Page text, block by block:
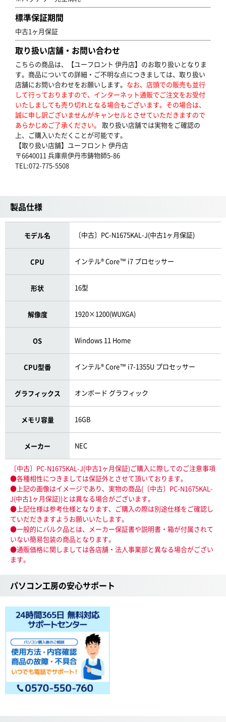
標準保証期間
中古1ヶ月保証
取り扱い店舗・お問い合わせ
こちらの商品は、【ユーフロント 伊丹店】のお取り扱いとなりま
す。商品についての詳細・ご不明な点につきましては、取り扱い
店舗にお問い合わせをお願いします。 なお、店頭での販売も並行
して行っておりますので、インターネット通販でご注文をお受付
いたしましても売り切れとなる場合もございます。その場合は、
誠に申し訳ございませんがキャンセルとさせていただきますので
あらかじめご了承ください。 取り扱い店舗では実物をご確認の
上、ご購入いただくことが可能です。
【取り扱い店舗】ユーフロント 伊丹店
〒6640011 兵庫県伊丹市鋳物師5-86
TEL:072-775-5508
製品仕様
モデル名 〔中古〕PC-N1675KAL-J(中古1ヶ月保証)
CPU インテル® Core™ i7 プロセッサー
形状 16型
解像度 1920×1200(WUXGA)
OS Windows 11 Home
CPU型番 インテル® Core™ i7-1355U プロセッサー
グラフィックス オンボード グラフィック
メモリ容量 16GB
メーカー NEC
〔中古〕PC-N1675KAL-J(中古1ヶ月保証)ご購入に際してのご注意事項
●各種相性につきましては保証外とさせて頂いております。
●上記の画像はイメージであり、実物の商品(〔中古〕PC-N1675KAL-
J(中古1ヶ月保証))とは異なる場合がございます。
●上記仕様は参考仕様となります、ご購入の際は別途仕様をご確認し
ていだだきますようお願いいたします。
●一般的にバルク品とは、メーカー保証書や説明書・箱が付属されて
いない簡易包装の商品となります。
●通販価格に関しましては各店舗・法人事業部と異なる場合がござい
ます。
パソコン工房の安心サポート